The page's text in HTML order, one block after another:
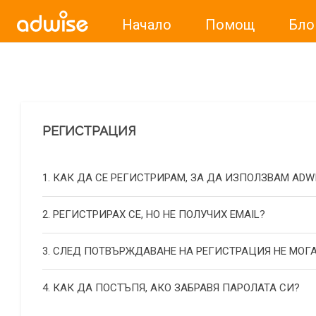
Начало Помощ
РЕГИСТРАЦИЯ
1. КАК ДА СЕ РЕГИСТРИРАМ, ЗА ДА ИЗПОЛЗВАМ
2. РЕГИСТРИРАХ СЕ, НО НЕ ПОЛУЧИХ EMAIL?
3. СЛЕД ПОТВЪРЖДАВАНЕ НА РЕГИСТРАЦИЯ НЕ
4. КАК ДА ПОСТЪПЯ, АКО ЗАБРАВЯ ПАРОЛАТА СИ?